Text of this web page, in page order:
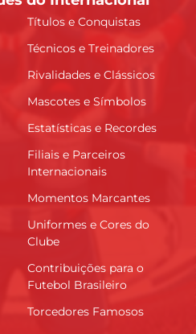
Títulos e Conquistas
Técnicos e Treinadores
Rivalidades e Clássicos
Mascotes e Símbolos
Estatísticas e Recordes
Filiais e Parceiros
Internacionais
Momentos Marcantes
Uniformes e Cores do
Clube
Contribuições para o
Futebol Brasileiro
Torcedores Famosos